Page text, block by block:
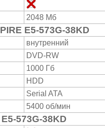
2048 Мб
E5-573G-38KD
внутренний
DVD-RW
1000 Гб
HDD
Serial ATA
5400 об/мин
573G-38KD